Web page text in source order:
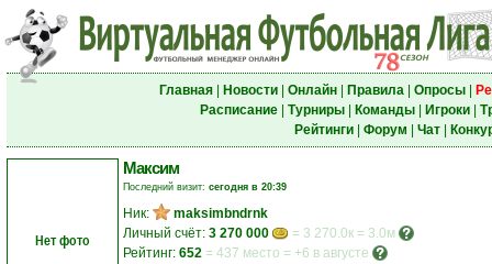
Главная| Новости| Онлайн| Правила| Опросы|
Расписание| Турниры| Команды| Игроки|
Рейтинги| Форум Чат|
Нет фото
Максим
Последний визит: сегодня в 20:39
Ник:
maksimbndrnk
Личный счёт: 3 270 000
= 3 270.0к = 3.0м
Рейтинг: 652 = 437 место = +6 в августе